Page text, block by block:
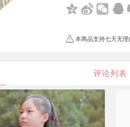
本商品支持七天无
评论列表